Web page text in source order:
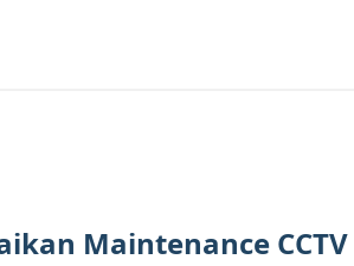
Maintenance CCTV